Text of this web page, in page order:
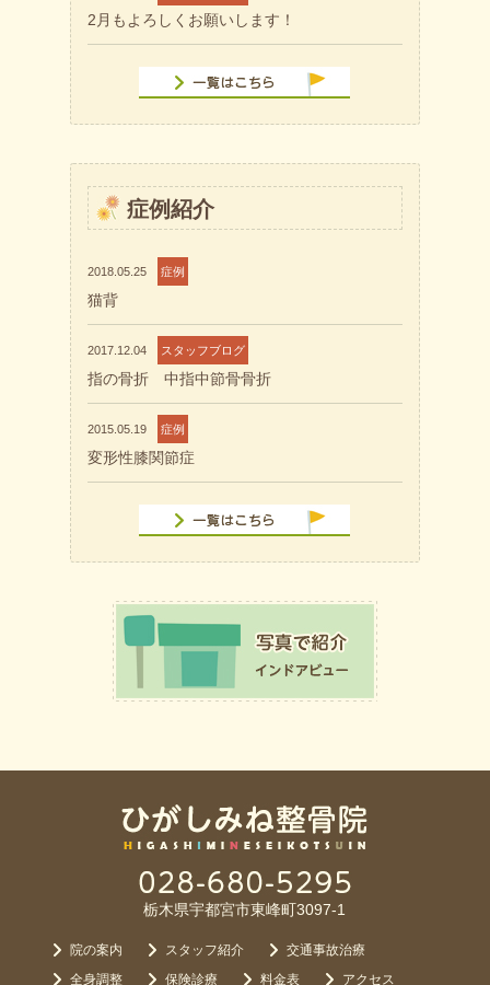
2月もよろしくお願いします！
症例紹介
2018.05.25 症例
猫背
2017.12.04 スタッフブログ
指の骨折 中指中節骨骨折
2015.05.19 症例
変形性膝関節症
栃木県宇都宮市東峰町3097-1
院の案内 スタッフ紹介
交通事故治療
全身調整
保険診療 料金表 アクセス